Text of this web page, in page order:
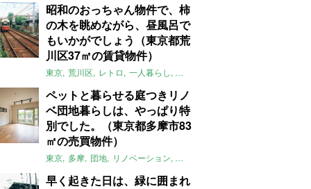
昭和のおっちゃん物件で、柿
の木を眺めながら、昼風呂で
もいかがでしょう（東京都荒
川区37㎡の賃貸物件）
東京 荒川区 レトロ 一人暮らし タイル
ペットと暮らせる庭つきリノ
ベ団地暮らしは、やっぱり特
別でした。（東京都多摩市83
㎡の売買物件）
東京 多摩 団地 リノベーション 庭
早く起きた日は、緑に囲まれ